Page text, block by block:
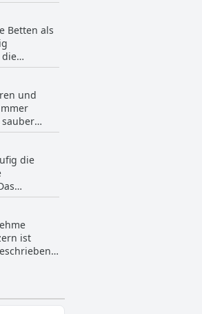
Verhältnis
und
von
Betten als
die
gab,
sorgen.
und
bei
die
viele
Ein- bis
ist